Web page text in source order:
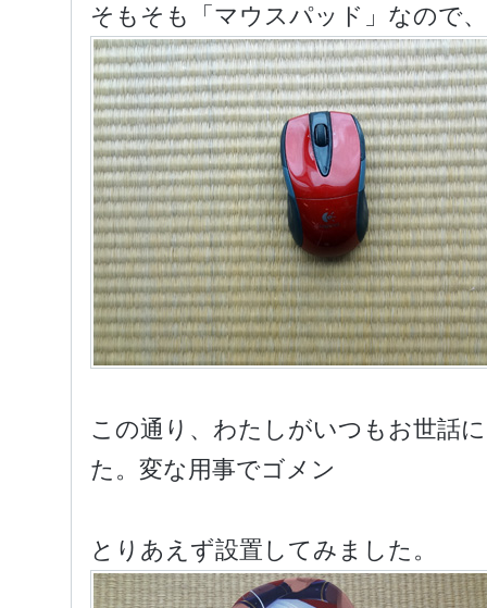
そもそも「マウスパッド」なので、
この通り、わたしがいつもお世話
た。変な用事でゴメン
とりあえず設置してみました。